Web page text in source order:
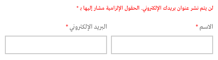
لن يتم نشر عنوان بريدك الإلكتروني. الحقول الإلزامية مشار إليها بـ *
الاسم* البريد الإلكتروني*